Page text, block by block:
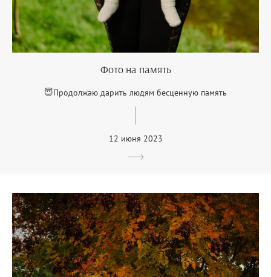
Фото на память
😇Продолжаю дарить людям бесценную память
12 июня 2023